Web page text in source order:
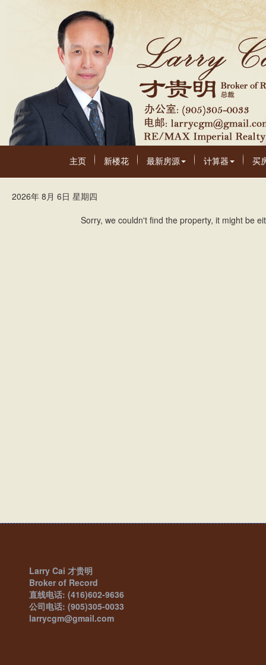
主页 新楼花 最新房源 计算器 买
2026年 8月 6日 星期四
Sorry, we couldn't find the property, it might be
Larry Cai 才贵明
Broker of Record
直线电话: (416)602-9636
公司电话: (905)305-0033
larrycgm@gmail.com